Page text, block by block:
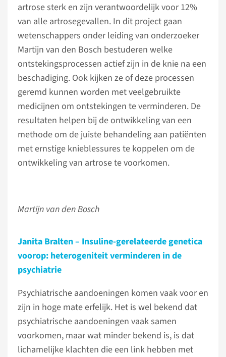
artrose sterk en zijn verantwoordelijk voor 12%
van alle artrosegevallen. In dit project gaan
wetenschappers onder leiding van onderzoeker
Martijn van den Bosch bestuderen welke
ontstekingsprocessen actief zijn in de knie na een
beschadiging. Ook kijken ze of deze processen
geremd kunnen worden met veelgebruikte
medicijnen om ontstekingen te verminderen. De
resultaten helpen bij de ontwikkeling van een
methode om de juiste behandeling aan patiënten
met ernstige knieblessures te koppelen om de
ontwikkeling van artrose te voorkomen.
Martijn van den Bosch
Janita Bralten – Insuline-gerelateerde genetica
voorop: heterogeniteit verminderen in de
psychiatrie
Psychiatrische aandoeningen komen vaak voor en
zijn in hoge mate erfelijk. Het is wel bekend dat
psychiatrische aandoeningen vaak samen
voorkomen, maar wat minder bekend is, is dat
lichamelijke klachten die een link hebben met